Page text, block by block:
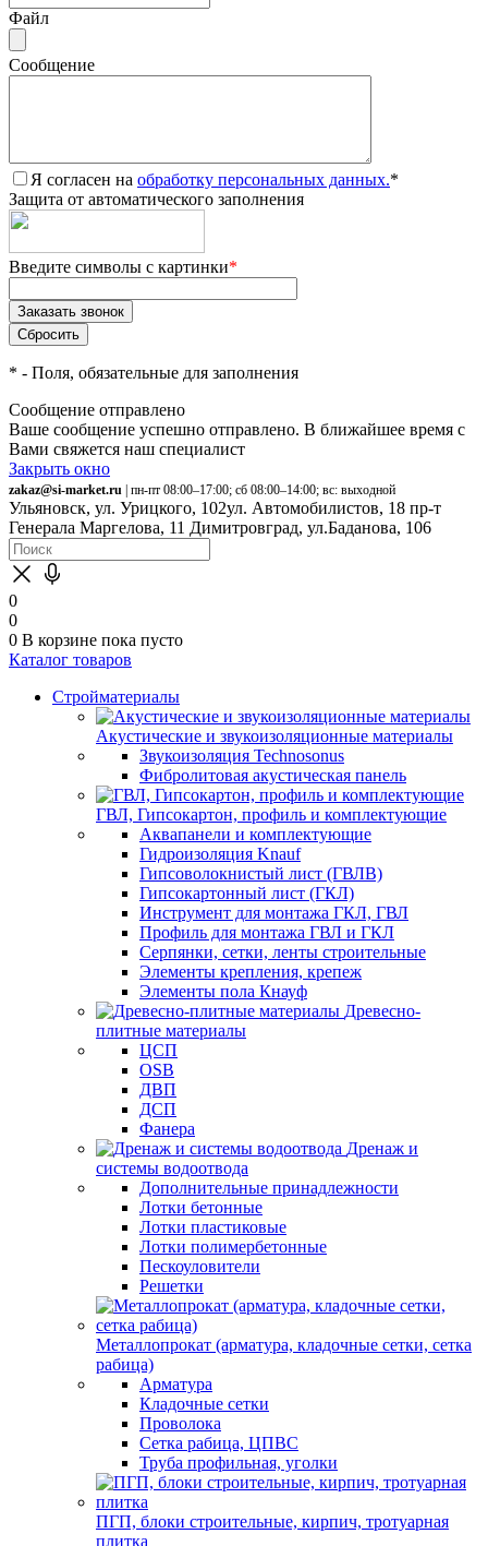
Файл
Сообщение
Я согласен на обработку персональных данных.*
Защита от автоматического заполнения
Введите символы с картинки*
* - Поля, обязательные для заполнения
Сообщение отправлено
Ваше сообщение успешно отправлено. В ближайшее время с
Вами свяжется наш специалист
Закрыть окно
zakaz@si-market.ru | пн-пт 08:00–17:00; сб 08:00–14:00; вс: выходной
Ульяновск, ул. Урицкого, 102ул. Автомобилистов, 18 пр-т
Генерала Маргелова, 11 Димитровград, ул.Баданова, 106
0
0
0 В корзине пока пусто
Каталог товаров
Стройматериалы
Акустические и звукоизоляционные материалы
Звукоизоляция Technosonus
Фибролитовая акустическая панель
ГВЛ, Гипсокартон, профиль и комплектующие
Аквапанели и комплектующие
Гидроизоляция Knauf
Гипсоволокнистый лист (ГВЛВ)
Гипсокартонный лист (ГКЛ)
Инструмент для монтажа ГКЛ, ГВЛ
Профиль для монтажа ГВЛ и ГКЛ
Серпянки, сетки, ленты строительные
Элементы крепления, крепеж
Элементы пола Кнауф
Древесно-
плитные материалы
ЦСП
OSB
ДВП
ДСП
Фанера
Дренаж и
системы водоотвода
Дополнительные принадлежности
Лотки бетонные
Лотки пластиковые
Лотки полимербетонные
Пескоуловители
Решетки
Металлопрокат (арматура, кладочные сетки, сетка
рабица)
Арматура
Кладочные сетки
Проволока
Сетка рабица, ЦПВС
Труба профильная, уголки
ПГП, блоки строительные, кирпич, тротуарная
плитка